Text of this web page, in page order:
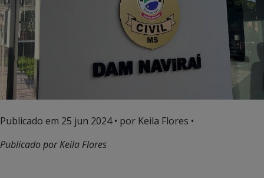
Publicado em 25 jun 2024• por Keila Flores •
Publicado por Keila Flores